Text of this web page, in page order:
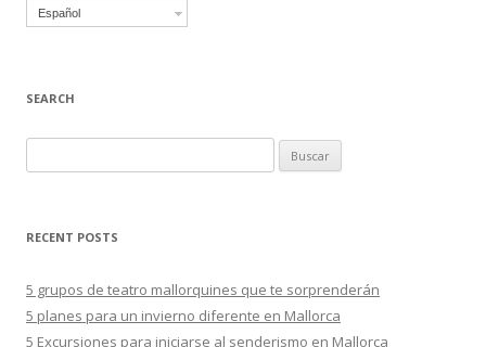
Español
SEARCH
u
c
r
:
RECENT POSTS
5 grupos de teatro mallorquines que te sorprenderán
5 planes para un invierno diferente en Mallorca
5 Excursiones para iniciarse al senderismo en Mallorca